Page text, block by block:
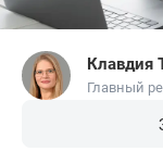
Клавдия
Главный